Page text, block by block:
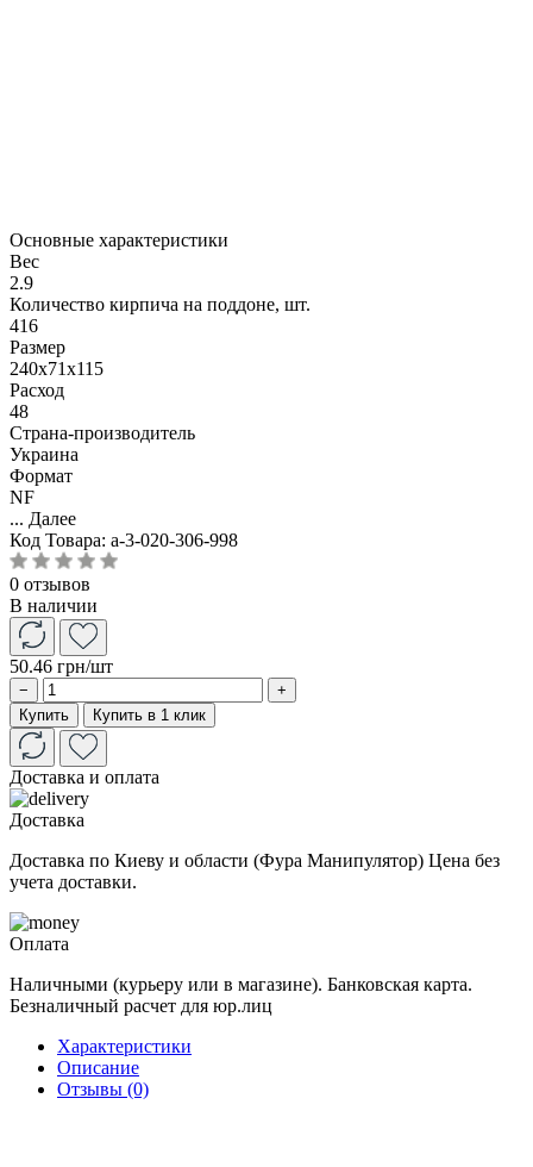
Основные характеристики
Вес
2.9
Количество кирпича на поддоне, шт.
416
Размер
240x71x115
Расход
48
Страна-производитель
Украина
Формат
NF
... Далее
Код Товара: a-3-020-306-998
0 отзывов
В наличии
50.46 грн/шт
−
+
Купить
Купить в 1 клик
Доставка и оплата
Доставка
Доставка по Киеву и области (Фура Манипулятор) Цена без
учета доставки.
Оплата
Наличными (курьеру или в магазине). Банковская карта.
Безналичный расчет для юр.лиц
Характеристики
Описание
Отзывы (0)